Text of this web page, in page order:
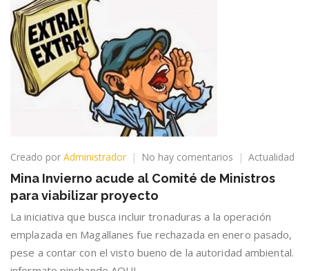
Creado por Administrador No hay comentarios
en
Mina
Invierno
Comité
de
Ministros
Actualidad
Mina Invierno acude al Comité de Ministros
para viabilizar proyecto
La iniciativa que busca incluir tronaduras a la operación
emplazada en Magallanes fue rechazada en enero pasado,
pese a contar con el visto bueno de la autoridad ambiental.